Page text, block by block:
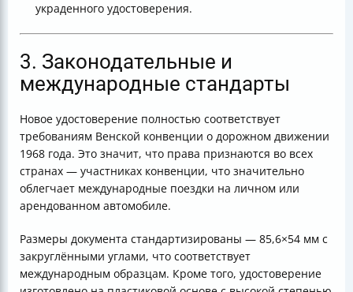
украденного удостоверения.
3. Законодательные и
международные стандарты
Новое удостоверение полностью соответствует
требованиям Венской конвенции о дорожном движении
1968 года. Это значит, что права признаются во всех
странах — участниках конвенции, что значительно
облегчает международные поездки на личном или
арендованном автомобиле.
Размеры документа стандартизированы — 85,6×54 мм с
закруглёнными углами, что соответствует
международным образцам. Кроме того, удостоверение